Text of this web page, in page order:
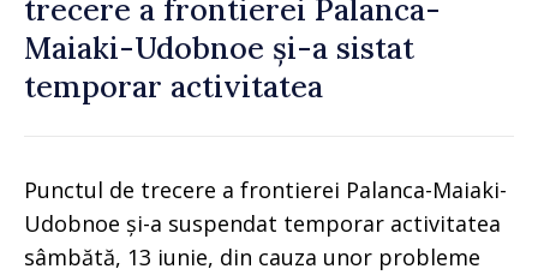
trecere a frontierei Palanca-
Maiaki-Udobnoe și-a sistat
temporar activitatea
Punctul de trecere a frontierei Palanca-Maiaki-
Udobnoe și-a suspendat temporar activitatea
sâmbătă, 13 iunie, din cauza unor probleme